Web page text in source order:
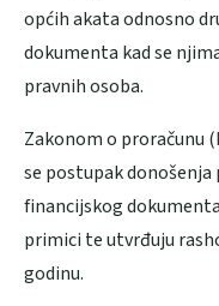
općih akata odnosno
dokumenta kad se
pravnih osoba.
Zakonom o proračunu
se postupak
financijskog
primici te utvrđuju
godinu.